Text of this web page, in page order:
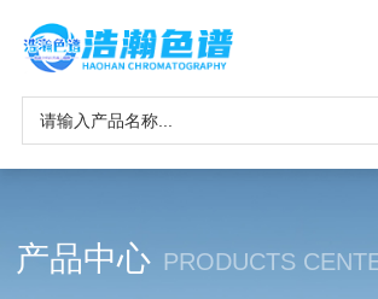
产品中心 PRODUCTS